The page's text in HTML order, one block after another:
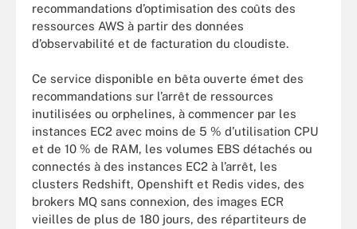
recommandations d’optimisation des coûts des
ressources AWS à partir des données
d’observabilité et de facturation du cloudiste.
Ce service disponible en bêta ouverte émet des
recommandations sur l’arrêt de ressources
inutilisées ou orphelines, à commencer par les
instances EC2 avec moins de 5 % d’utilisation CPU
et de 10 % de RAM, les volumes EBS détachés ou
connectés à des instances EC2 à l’arrêt, les
clusters Redshift, Openshift et Redis vides, des
brokers MQ sans connexion, des images ECR
vieilles de plus de 180 jours, des répartiteurs de